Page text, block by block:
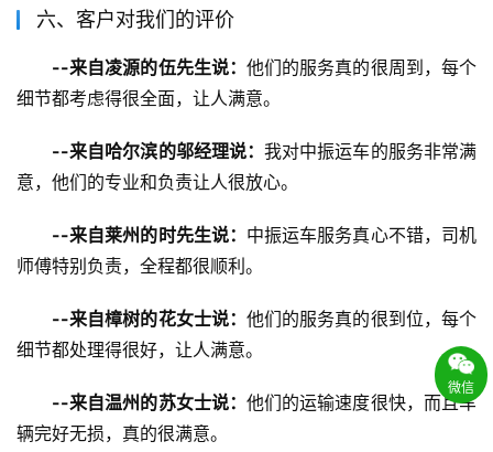
六、客户对我们的评价
--来自凌源的伍先生说： 他们的服务真的很周到，每个
细节都考虑得很全面，让人满意。
--来自哈尔滨的邬经理说：我对中振运车的服务非常满
意，他们的专业和负责让人很放心。
--来自莱州的时先生说： 中振运车服务真心不错，司机
师傅特别负责，全程都很顺利。
--来自樟树的花女士说： 他们的服务真的很到位，每个
细节都处理得很好，让人满意。
--来自温州的苏女士说： 他们的运输速度很快，而且车
辆完好无损，真的很满意。
微信